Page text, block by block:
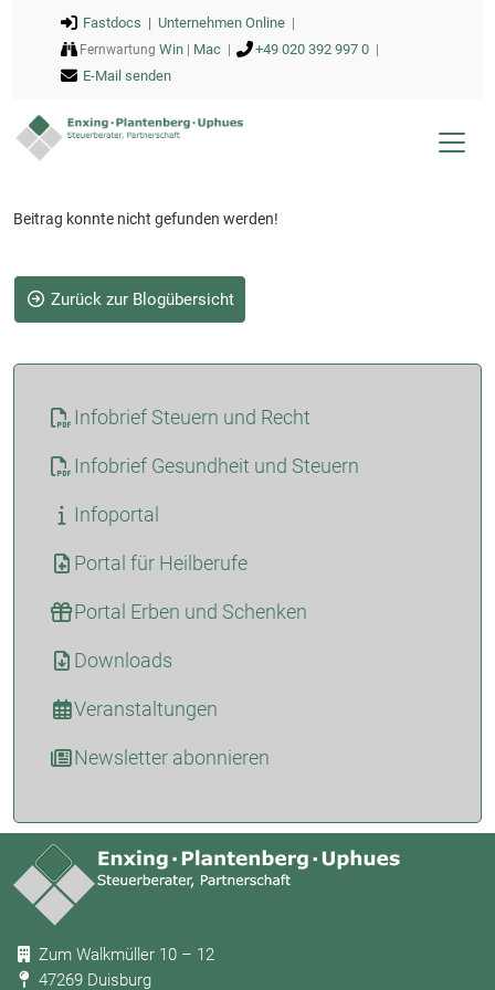
Fastdocs | Unternehmen Online|
Fernwartung Win| Mac| +49 020 392 997 0|
E-Mail senden
Beitrag konnte nicht gefunden werden!
Zurück zur Blogübersicht
Infobrief Steuern und Recht
Infobrief Gesundheit und Steuern
Infoportal
Portal für Heilberufe
Portal Erben und Schenken
Downloads
Veranstaltungen
Newsletter abonnieren
Zum Walkmüller 10 – 12
47269 Duisburg